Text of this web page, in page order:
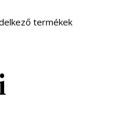
termékek